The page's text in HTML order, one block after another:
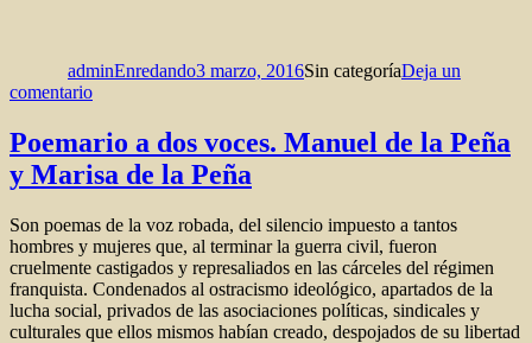
adminEnredando3 marzo, 2016Sin categoríaDeja un
comentarioen
y
caprichoso)
de
juventud
Poemario a dos voces. Manuel de la Peña
y Marisa de la Peña
Son poemas de la voz robada, del silencio impuesto a tantos
hombres y mujeres que, al terminar la guerra civil, fueron
cruelmente castigados y represaliados en las cárceles del régimen
franquista. Condenados al ostracismo ideológico, apartados de la
lucha social, privados de las asociaciones políticas, sindicales y
culturales que ellos mismos habían creado, despojados de su libertad